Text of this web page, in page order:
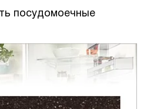
посудомоечные